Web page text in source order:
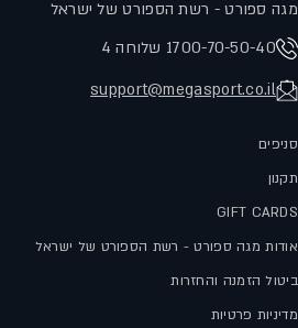
מגה ספורט - רשת הספורט של ישראל
1700-70-50-40 שלוחה 4
support@megasport.co.il
סניפים
תקנון
GIFT CARDS
אודות מגה ספורט - רשת הספורט של ישראל
ביטול הזמנה והחזרות
מדיניות פרטיות